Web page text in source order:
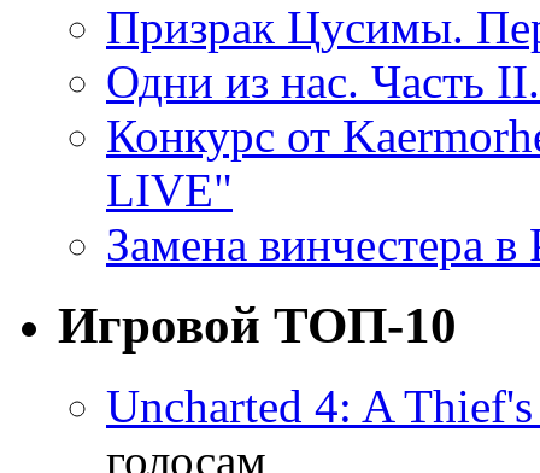
Призрак Цусимы.
Одни из нас. Часть
Конкурс от
LIVE"
Замена винчестера
Игровой ТОП-10
Uncharted 4: A
голосам